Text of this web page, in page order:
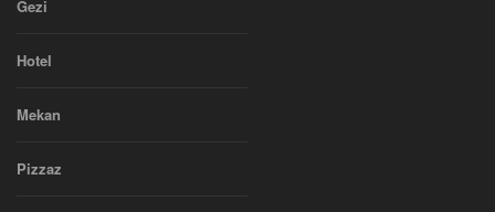
Gezi
Hotel
Mekan
Pizzaz